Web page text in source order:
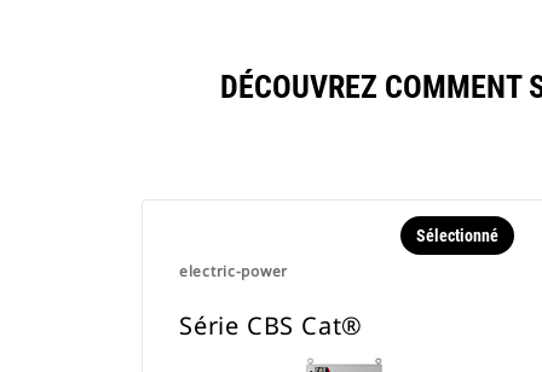
DÉCOUVREZ COMMENT
electric-power
Sélectionné
Série CBS Cat®